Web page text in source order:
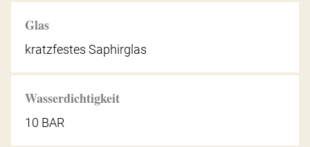
Glas
kratzfestes Saphirglas
Wasserdichtigkeit
10 BAR